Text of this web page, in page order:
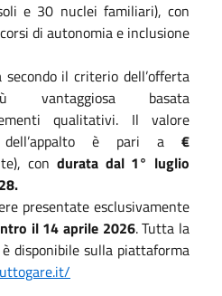
e 30 nuclei familiari), con
di autonomia e inclusione
secondo il criterio dell’offerta
vantaggiosa basata
qualitativi. Il valore
dell’appalto è pari a €
con durata dal 1° luglio
presentate esclusivamente
il 14 aprile 2026. Tutta la
disponibile sulla piattaforma